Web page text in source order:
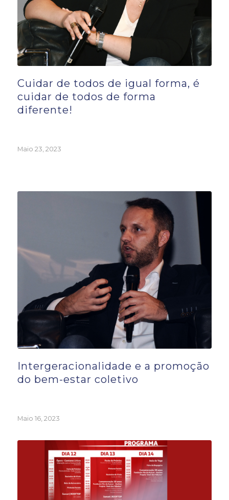
Cuidar de todos de igual forma, é
cuidar de todos de forma
diferente!
Maio 23, 2023
Intergeracionalidade e a promoção
do bem-estar coletivo
Maio 16, 2023